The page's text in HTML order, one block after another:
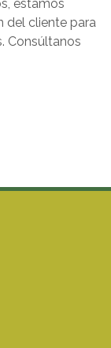
estamos
del cliente para
Consúltanos